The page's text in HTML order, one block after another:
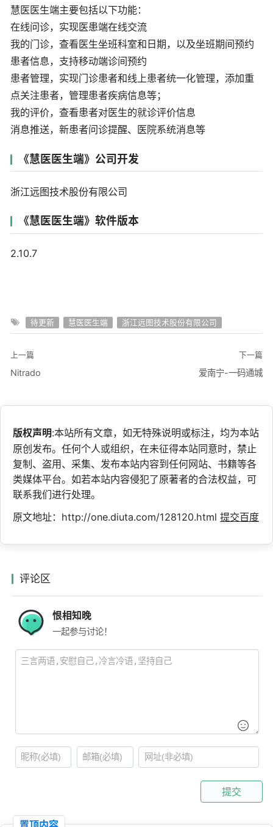
慧医医生端主要包括以下功能：
在线问诊，实现医患端在线交流
我的门诊，查看医生坐班科室和日期，以及坐班期间预约
患者信息，支持移动端诊间预约
患者管理，实现门诊患者和线上患者统一化管理，添加重
点关注患者，管理患者疾病信息等；
我的评价，查看患者对医生的就诊评价信息
消息推送，新患者问诊提醒、医院系统消息等
《慧医医生端》公司开发
浙江远图技术股份有限公司
《慧医医生端》软件版本
2.10.7
待更新 慧医医生端 浙江远图技术股份有限公司
上一篇
Nitrado
下一篇
爱南宁-一码通城
版权声明:本站所有文章，如无特殊说明或标注，均为本站
原创发布。任何个人或组织，在未征得本站同意时，禁止
复制、盗用、采集、发布本站内容到任何网站、书籍等各
类媒体平台。如若本站内容侵犯了原著者的合法权益，可
联系我们进行处理。
原文地址：http://one.diuta.com/128120.html 提交百度
评论区
恨相知晚
一起参与讨论！
提交
置顶内容